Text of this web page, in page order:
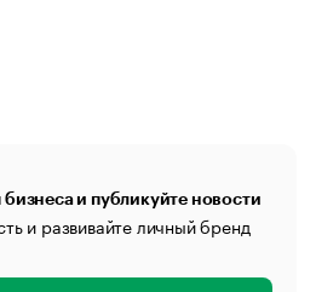
и публикуйте новости
и развивайте личный бренд